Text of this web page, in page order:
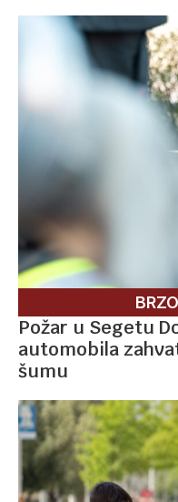
Požar u Segetu
automobila
šumu